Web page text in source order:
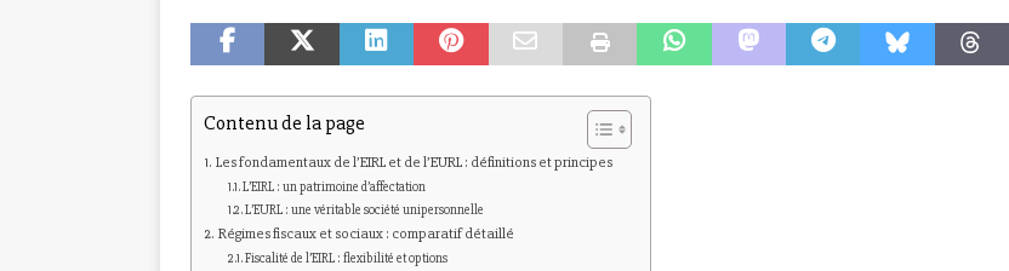
Contenu de la page
Les fondamentaux de l’EIRL et de l’EURL : définitions et principes
L’EIRL : un patrimoine d’affectation
L’EURL : une véritable société unipersonnelle
Régimes fiscaux et sociaux : comparatif détaillé
Fiscalité de l’EIRL : flexibilité et options